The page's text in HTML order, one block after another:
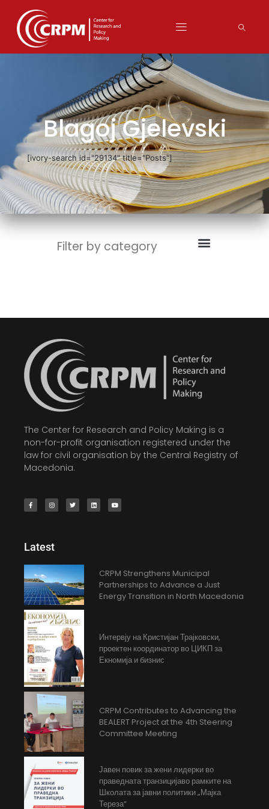
Blagoj Gjelevski
[ivory-search id="29134" title="Posts"]
Filter by category
The Center for Research and Policy Making is a
non-for-profit organisation registered under the
law for civil organisation by the Central Registry of
Macedonia.
Latest
CRPM Strengthens Municipal
Partnerships to Advance a Just
Energy Transition in North Macedonia
Интервју на Кристијан Трајковски,
проектен координатор во ЦИКП за
Екномија и бизнис
CRPM Contributes to Advancing the
BEALERT Project at the 4th Steering
Committee Meeting
Јавен повик за жени лидерки во
праведната транзицијаво рамките на
Школата за јавни политики „Мајка
Тереза“